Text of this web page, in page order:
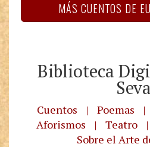
MÁS CUENTOS DE
Biblioteca
Seva
Cuentos | Poemas |
Aforismos
| Teatro |
Sobre el Arte